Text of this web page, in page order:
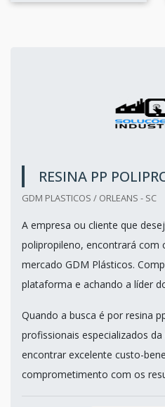
RESINA PP
GDM PLASTICOS / ORLEANS - SC
A empresa ou cliente que
polipropileno, encontrará com
mercado GDM Plásticos.
plataforma e achando a líder
Quando a busca é por resina
profissionais especializados
encontrar excelente custo-
comprometimento com os